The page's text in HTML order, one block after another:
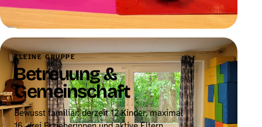
KLEINE GRUPPE
Betreuung &
Gemeinschaft
Bewusst familiär: derzeit 12 Kinder, maximal